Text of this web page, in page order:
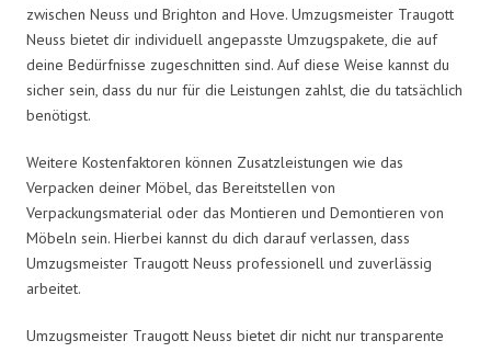
zwischen Neuss und Brighton and Hove. Umzugsmeister Traugott
Neuss bietet dir individuell angepasste Umzugspakete, die auf
deine Bedürfnisse zugeschnitten sind. Auf diese Weise kannst du
sicher sein, dass du nur für die Leistungen zahlst, die du tatsächlich
benötigst.
Weitere Kostenfaktoren können Zusatzleistungen wie das
Verpacken deiner Möbel, das Bereitstellen von
Verpackungsmaterial oder das Montieren und Demontieren von
Möbeln sein. Hierbei kannst du dich darauf verlassen, dass
Umzugsmeister Traugott Neuss professionell und zuverlässig
arbeitet.
Umzugsmeister Traugott Neuss bietet dir nicht nur transparente